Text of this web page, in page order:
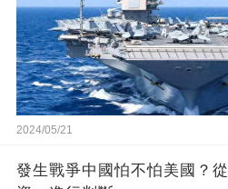
2024/05/21
發生戰爭中國怕不怕美國？